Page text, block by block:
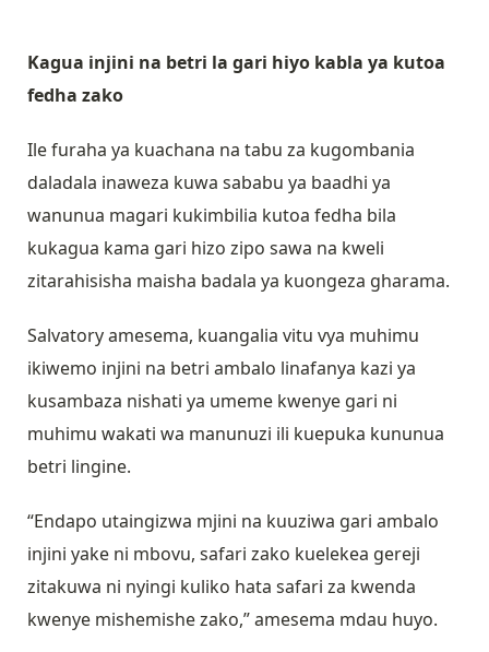
Kagua injini na betri la gari hiyo kabla ya kutoa
fedha zako
Ile furaha ya kuachana na tabu za kugombania
daladala inaweza kuwa sababu ya baadhi ya
wanunua magari kukimbilia kutoa fedha bila
kukagua kama gari hizo zipo sawa na kweli
zitarahisisha maisha badala ya kuongeza gharama.
Salvatory amesema, kuangalia vitu vya muhimu
ikiwemo injini na betri ambalo linafanya kazi ya
kusambaza nishati ya umeme kwenye gari ni
muhimu wakati wa manunuzi ili kuepuka kununua
betri lingine.
“Endapo utaingizwa mjini na kuuziwa gari ambalo
injini yake ni mbovu, safari zako kuelekea gereji
zitakuwa ni nyingi kuliko hata safari za kwenda
kwenye mishemishe zako,” amesema mdau huyo.